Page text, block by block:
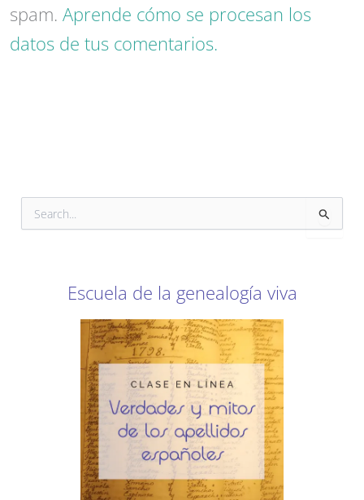
spam.Aprende cómo se procesan los
datos de tus comentarios.
Escuela de la genealogía viva